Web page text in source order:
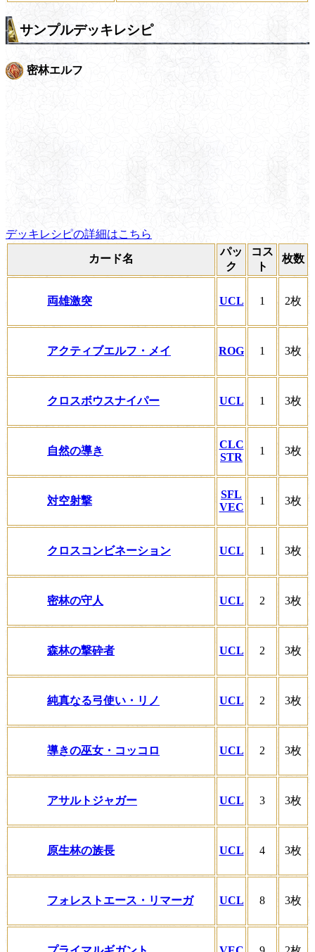
サンプルデッキレシピ
密林エルフ
デッキレシピの詳細はこちら
カード名
パッ
ク
コス
ト
枚数
両雄激突 UCL 1 2枚
アクティブエルフ・メイ ROG 1 3枚
クロスボウスナイパー UCL 1 3枚
自然の導き
CLC
STR
1 3枚
対空射撃
SFL
VEC
1 3枚
クロスコンビネーション UCL 1 3枚
密林の守人 UCL 2 3枚
森林の撃砕者 UCL 2 3枚
純真なる弓使い・リノ UCL 2 3枚
導きの巫女・コッコロ UCL 2 3枚
アサルトジャガー UCL 3 3枚
原生林の族長 UCL 4 3枚
フォレストエース・リマーガ UCL 8 3枚